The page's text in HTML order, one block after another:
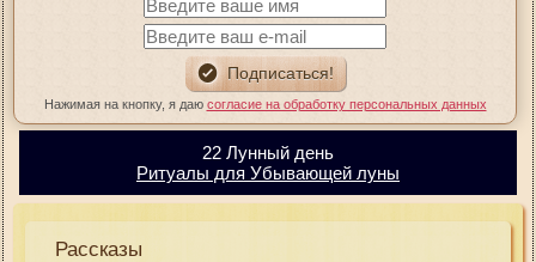
Нажимая на кнопку, я даю согласие на обработку персональных данных
22 Лунный день
Ритуалы для Убывающей луны
Рассказы